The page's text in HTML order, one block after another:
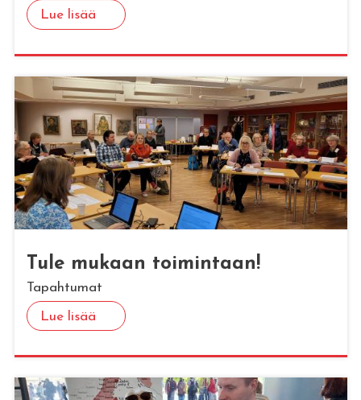
Lue lisää
Tule mu­kaan toi­min­taan!
Tapahtumat
Lue lisää